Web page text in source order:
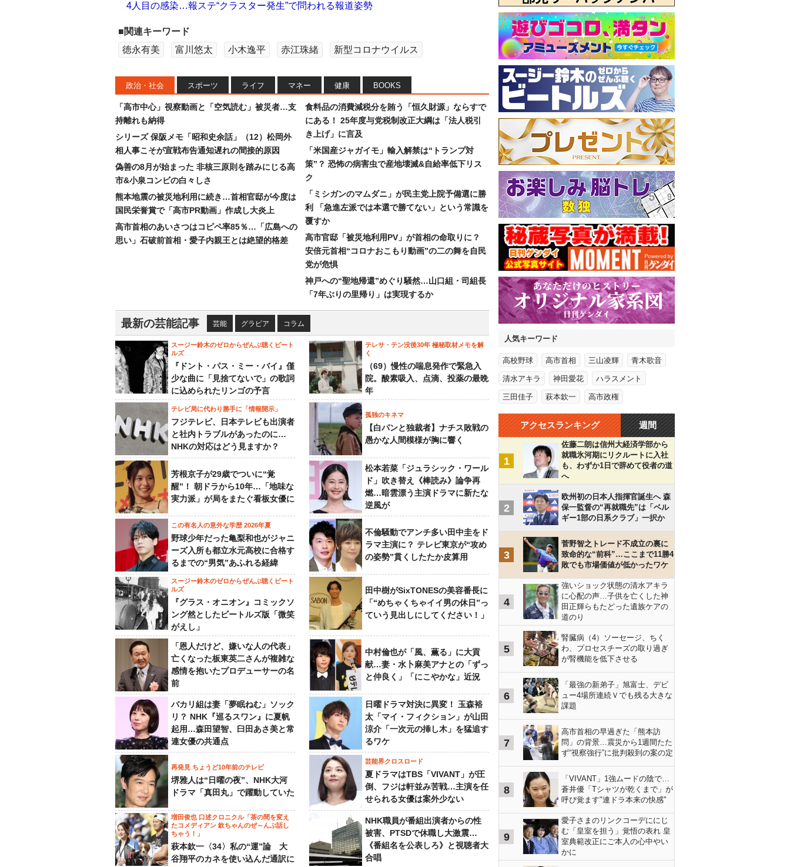
4人目の感染…報ステ“クラスター発生”で問われる報道姿勢
■関連キーワード
徳永有美
富川悠太 小木逸平 赤江珠緒 新型コロナウイルス
政治・社会 スポーツ ライフ マネー 健康 BOOKS
「高市中心」視察動画と「空気読む」被災者…支
持離れも納得
シリーズ 保阪メモ「昭和史余話」（12）松岡外
相人事こそが宣戦布告通知遅れの間接的原因
偽善の8月が始まった 非核三原則を踏みにじる高
市&小泉コンビの白々しさ
熊本地震の被災地利用に続き…首相官邸が今度は
国民栄誉賞で「高市PR動画」作成し大炎上
高市首相のあいさつはコピペ率85％…「広島への
思い」石破前首相・愛子内親王とは絶望的格差
食料品の消費減税分を賄う「恒久財源」ならすで
にある！ 25年度与党税制改正大綱は「法人税引
き上げ」に言及
「米国産ジャガイモ」輸入解禁は“トランプ対
策”？ 恐怖の病害虫で産地壊滅&自給率低下リス
ク
「ミシガンのマムダニ」が民主党上院予備選に勝
利 「急進左派では本選で勝てない」という常識を
覆すか
高市官邸「被災地利用PV」が首相の命取りに？
安倍元首相“コロナおこもり動画”の二の舞を自民
党が危惧
神戸への“聖地帰還”めぐり騒然…山口組・司組長
「7年ぶりの里帰り」は実現するか
最新の芸能記事 芸能 グラビア コラム
スージー鈴木のゼロからぜんぶ聴くビート
ルズ
『ドント・パス・ミー・バイ』僅
少な曲に「見捨てないで」の歌詞
に込められたリンゴの予言
テレサ・テン没後30年 極秘取材メモを解
く
（69）慢性の喘息発作で緊急入
院。酸素吸入、点滴、投薬の最晩
年
テレビ局に代わり勝手に「情報開示」
フジテレビ、日本テレビも出演者
と社内トラブルがあったのに…
NHKの対応はどう見ますか？
孤独のキネマ
【白パンと独裁者】ナチス敗戦の
愚かな人間模様が胸に響く
芳根京子が29歳でついに“覚
醒”！ 朝ドラから10年…「地味な
実力派」が局をまたぐ看板女優に
松本若菜「ジュラシック・ワール
ド」吹き替え《棒読み》論争再
燃…暗雲漂う主演ドラマに新たな
逆風が
この有名人の意外な学歴 2026年夏
野球少年だった亀梨和也がジャニ
ーズ入所も都立水元高校に合格す
るまでの“男気”あふれる経緯
不倫騒動でアンチ多い田中圭をド
ラマ主演に？ テレビ東京が“攻め
の姿勢”貫くしたたか皮算用
スージー鈴木のゼロからぜんぶ聴くビート
ルズ
『グラス・オニオン』コミックソ
ング然としたビートルズ版「微笑
がえし」
田中樹がSixTONESの美容番長に
「“めちゃくちゃイイ男の休日”っ
ていう見出しにしてください！」
「恩人だけど、嫌いな人の代表」
亡くなった板東英二さんが複雑な
感情を抱いたプロデューサーの名
前
中村倫也が「風、薫る」に大貢
献…妻・水卜麻美アナとの「ずっ
と仲良く」「にこやかな」近況
バカリ組は妻「夢眠ねむ」ソック
リ？ NHK『巡るスワン』に夏帆
起用…森田望智、臼田あさ美と常
連女優の共通点
日曜ドラマ対決に異変！ 玉森裕
太「マイ・フィクション」が山田
涼介「一次元の挿し木」を猛追す
るワケ
再発見 ちょうど10年前のテレビ
堺雅人は“日曜の夜”、NHK大河
ドラマ「真田丸」で躍動していた
芸能界クロスロード
夏ドラマはTBS「VIVANT」が圧
倒、フジは軒並み苦戦…主演を任
せられる女優は案外少ない
増田俊也 口述クロニクル「茶の間を変え
たコメディアン 欽ちゃんのぜ～んぶ話し
ちゃう！」
萩本欽一〈34〉私の“運”論 大
谷翔平のカネを使い込んだ通訳に
NHK職員が番組出演者からの性
被害、PTSDで休職し大激震…
《番組名を公表しろ》と視聴者大
合唱
人気キーワード
高校野球 高市首相 三山凌輝 青木歌音
清水アキラ 神田愛花 ハラスメント
三田佳子 萩本欽一 高市政権
アクセスランキング 週間
1
佐藤二朗は信州大経済学部から
就職氷河期にリクルートに入社
も、わずか1日で辞めて役者の道
へ
2
欧州初の日本人指揮官誕生へ 森
保一監督の“再就職先”は「ベル
ギー1部の日系クラブ」一択か
3
菅野智之トレード不成立の裏に
致命的な“前科”…ここまで11勝4
敗でも市場価値が低かったワケ
4
強いショック状態の清水アキラ
に心配の声…子供を亡くした神
田正輝らもたどった遺族ケアの
道のり
5
腎臓病（4）ソーセージ、ちく
わ、プロセスチーズの取り過ぎ
が腎機能を低下させる
6
「最強の新弟子」旭富士、デビ
ュー4場所連続Ｖでも残る大きな
課題
7
高市首相の早過ぎた「熊本訪
問」の背景…震災から1週間たた
ず“視察強行”に批判殺到の案の定
8
「VIVANT」1強ムードの陰で…
蒼井優「Tシャツが乾くまで」が
呼び覚ます"連ドラ本来の快感"
9
愛子さまのリンクコーデににじ
む「皇室を担う」覚悟の表れ 皇
室典範改正にご本人の心中やい
かに